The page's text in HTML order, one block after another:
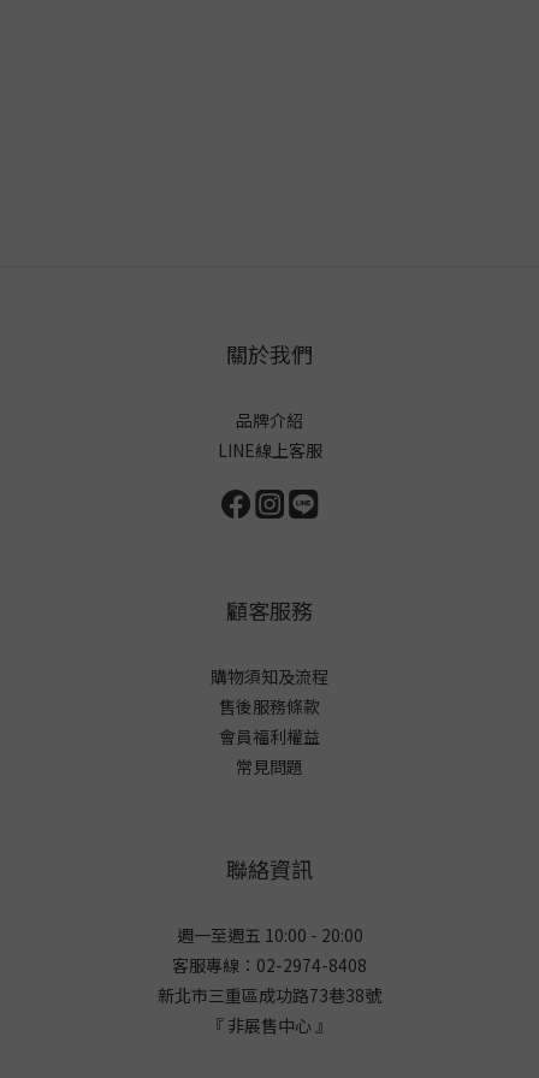
關於我們
品牌介紹
LINE線上客服
顧客服務
購物須知及流程
售後服務條款
會員福利權益
常見問題
聯絡資訊
週一至週五 10:00 - 20:00
客服專線：02-2974-8408
新北市三重區成功路73巷38號
『 非展售中心 』